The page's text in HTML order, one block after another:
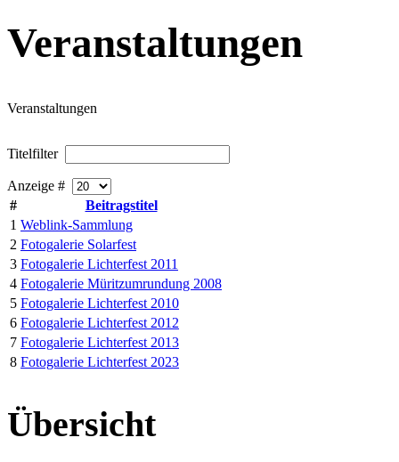
Veranstaltungen
Veranstaltungen
Titelfilter
Anzeige #
#
Beitragstitel
1 Weblink-Sammlung
2 Fotogalerie Solarfest
3 Fotogalerie Lichterfest 2011
4 Fotogalerie Müritzumrundung 2008
5 Fotogalerie Lichterfest 2010
6 Fotogalerie Lichterfest 2012
7 Fotogalerie Lichterfest 2013
8 Fotogalerie Lichterfest 2023
Übersicht